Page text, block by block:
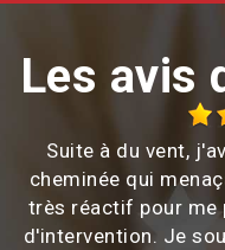
Les avis
Suite à du vent,
cheminée qui
très réactif pour me
d'intervention. Je